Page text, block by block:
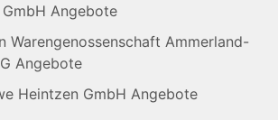
Angebote
Warengenossenschaft Ammerland-
Angebote
Heintzen GmbH Angebote